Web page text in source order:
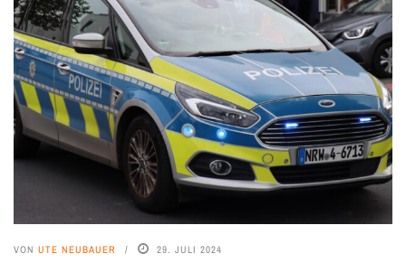
VON UTE NEUBAUER 29. JULI 2024